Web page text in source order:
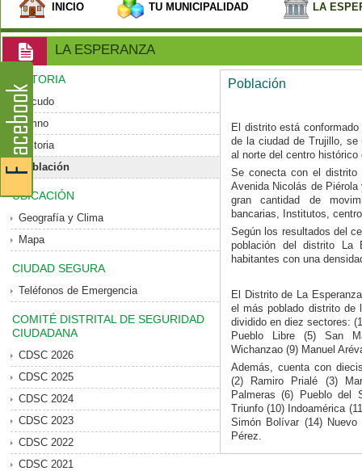
INICIO TU MUNICIPALIDAD LA
LA ESPERANZA
HISTORIA
Escudo
Himno
Historia
Población
UBICACIÓN
Geografía y Clima
Mapa
CIUDAD SEGURA
Teléfonos de Emergencia
COMITÉ DISTRITAL DE SEGURIDAD
CIUDADANA
CDSC 2026
CDSC 2025
CDSC 2024
CDSC 2023
CDSC 2022
CDSC 2021
Población
El distrito está
de la ciudad de Trujillo, se
al norte del centro histórico
Se conecta con el distrito
Avenida Nicolás de
gran cantidad de
bancarias, Institutos,
Según los resultados del
población del distrito La
habitantes con una
El Distrito de La
el más poblado distrito de
dividido en diez sectores:
Pueblo Libre (5) San
Wichanzao (9) Manuel
Además, cuenta con
(2) Ramiro Prialé (3)
Palmeras (6) Pueblo del
Triunfo (10) Indoamérica
Simón Bolívar (14) Nuevo
Pérez.